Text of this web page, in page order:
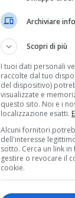
Archiviare
Scopri di più
I tuoi dati personali
raccolte dal tuo
del dispositivo)
visualizzate e
questo sito. Noi e i
localizzazione esatti.
Alcuni fornitori
dell'interesse
sotto. Cerca un link
gestire o revocare il
cookie.